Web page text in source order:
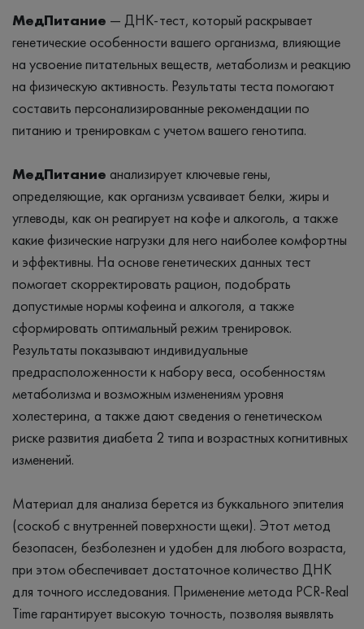
МедПитание — ДНК-тест, который раскрывает
генетические особенности вашего организма, влияющие
на усвоение питательных веществ, метаболизм и реакцию
на физическую активность. Результаты теста помогают
составить персонализированные рекомендации по
питанию и тренировкам с учетом вашего генотипа.
МедПитание анализирует ключевые гены,
определяющие, как организм усваивает белки, жиры и
углеводы, как он реагирует на кофе и алкоголь, а также
какие физические нагрузки для него наиболее комфортны
и эффективны. На основе генетических данных тест
помогает скорректировать рацион, подобрать
допустимые нормы кофеина и алкоголя, а также
сформировать оптимальный режим тренировок.
Результаты показывают индивидуальные
предрасположенности к набору веса, особенностям
метаболизма и возможным изменениям уровня
холестерина, а также дают сведения о генетическом
риске развития диабета 2 типа и возрастных когнитивных
изменений.
Материал для анализа берется из буккального эпителия
(соскоб с внутренней поверхности щеки). Этот метод
безопасен, безболезнен и удобен для любого возраста,
при этом обеспечивает достаточное количество ДНК
для точного исследования. Применение метода PCR-Real
Time гарантирует высокую точность, позволяя выявлять